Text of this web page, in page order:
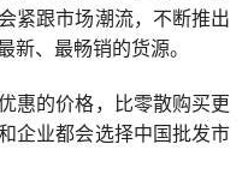
紧跟市场潮流，不断推出
新、最畅销的货源。
惠的价格，比零散购买更
企业都会选择中国批发市